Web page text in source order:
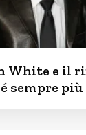
White e il
sempre